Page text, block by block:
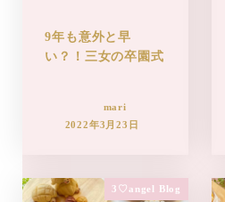
9年も意外と早
い？！三女の卒園式
mari
2022年3月23日
3♡angel Blog